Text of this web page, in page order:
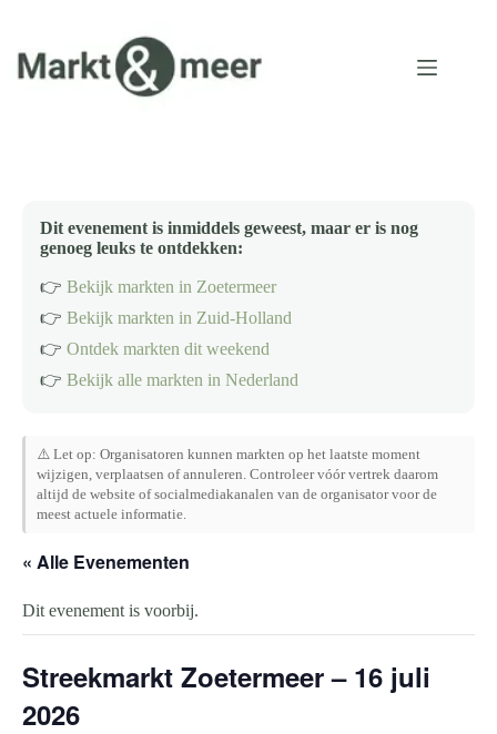
inhoud
Dit evenement is inmiddels geweest, maar er is nog
genoeg leuks te ontdekken:
👉 Bekijk markten in Zoetermeer
👉 Bekijk markten in Zuid-Holland
👉 Ontdek markten dit weekend
👉 Bekijk alle markten in Nederland
⚠️ Let op: Organisatoren kunnen markten op het laatste moment
wijzigen, verplaatsen of annuleren. Controleer vóór vertrek daarom
altijd de website of socialmediakanalen van de organisator voor de
meest actuele informatie.
« Alle Evenementen
Dit evenement is voorbij.
Streekmarkt Zoetermeer – 16 juli
2026